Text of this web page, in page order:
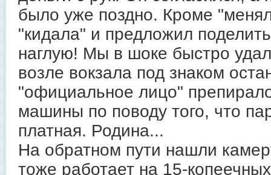
было уже поздно. Кроме
"кидала" и предложил
наглую! Мы в шоке быстро
возле вокзала под знаком
"официальное лицо"
машины по поводу того, что
платная. Родина...
На обратном пути нашли
тоже работает на 15-